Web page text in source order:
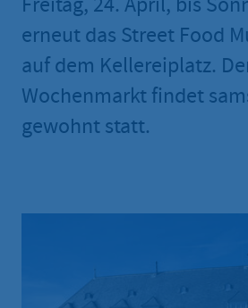
erneut das Street Food
auf dem Kellereiplatz.
Wochenmarkt findet
gewohnt statt.